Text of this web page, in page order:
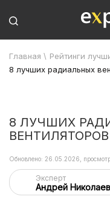
Главная \ Рейтинги
8 лучших радиальных
8 ЛУЧШИХ
ВЕНТИЛЯТОРОВ
Эксперт
Андрей
Обновлено: 26.05.2026,